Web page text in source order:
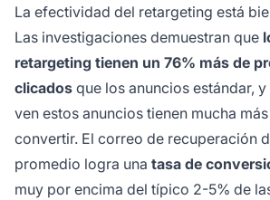
La efectividad del retargeting está
Las investigaciones demuestran que
retargeting tienen un 76% más de
clicados que los anuncios estándar,
ven estos anuncios tienen mucha
convertir. El correo de recuperación
promedio logra una tasa de
muy por encima del típico 2-5% de